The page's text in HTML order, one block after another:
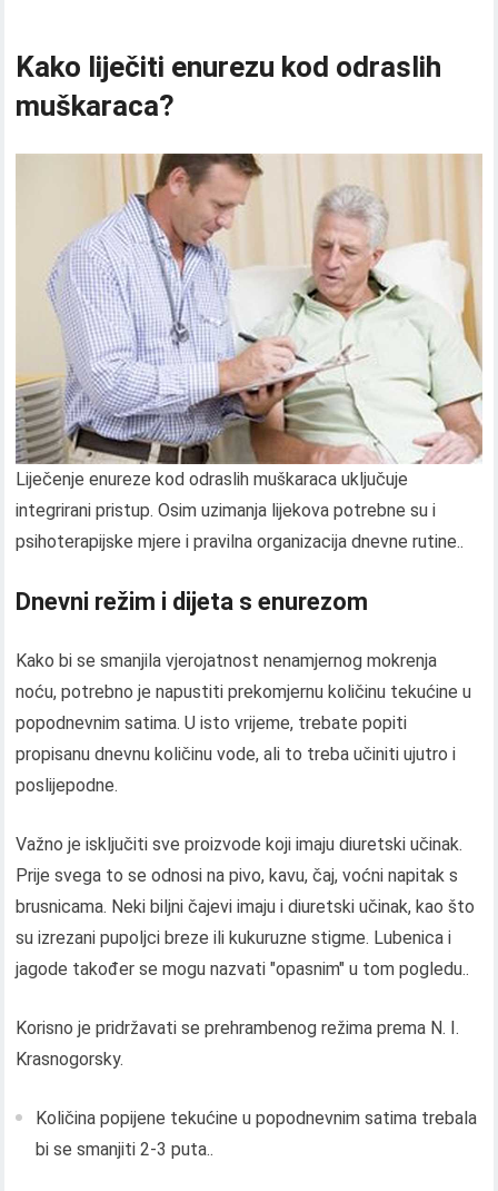
Kako liječiti enurezu kod odraslih
muškaraca?
Liječenje enureze kod odraslih muškaraca uključuje
integrirani pristup. Osim uzimanja lijekova potrebne su i
psihoterapijske mjere i pravilna organizacija dnevne rutine..
Dnevni režim i dijeta s enurezom
Kako bi se smanjila vjerojatnost nenamjernog mokrenja
noću, potrebno je napustiti prekomjernu količinu tekućine u
popodnevnim satima. U isto vrijeme, trebate popiti
propisanu dnevnu količinu vode, ali to treba učiniti ujutro i
poslijepodne.
Važno je isključiti sve proizvode koji imaju diuretski učinak.
Prije svega to se odnosi na pivo, kavu, čaj, voćni napitak s
brusnicama. Neki biljni čajevi imaju i diuretski učinak, kao što
su izrezani pupoljci breze ili kukuruzne stigme. Lubenica i
jagode također se mogu nazvati "opasnim" u tom pogledu..
Korisno je pridržavati se prehrambenog režima prema N. I.
Krasnogorsky.
Količina popijene tekućine u popodnevnim satima trebala
bi se smanjiti 2-3 puta..